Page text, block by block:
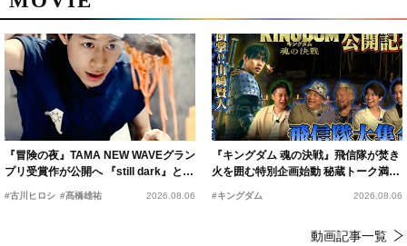
『冒険の夜』TAMA NEW WAVEグラン
プリ受賞作が公開へ 『still dark』と同
時上映決定
#古川ヒロシ #髙橋雄祐 2026.08.06
『キングダム 魂の決戦』飛信隊が焚き
火を囲む特別企画始動 秘蔵トーク満載
の“キングダムキャンプ”開催
#キングダム 2026.08.06
動画記事一覧